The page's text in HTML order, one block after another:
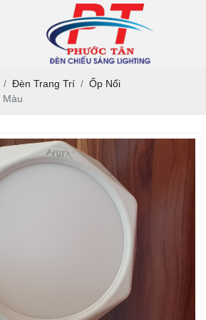
Đèn Trang Trí
Ốp Nổi
Màu